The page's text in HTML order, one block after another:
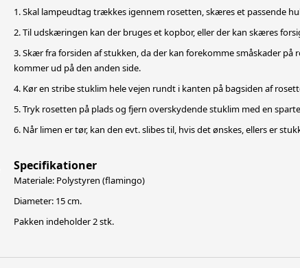
1. Skal lampeudtag trækkes igennem rosetten, skæres et passende
2. Til udskæringen kan der bruges et kopbor, eller der kan skæres
3. Skær fra forsiden af stukken, da der kan forekomme småskader
kommer ud på den anden side.
4. Kør en stribe stuklim hele vejen rundt i kanten på bagsiden af
5. Tryk rosetten på plads og fjern overskydende stuklim med en
6. Når limen er tør, kan den evt. slibes til, hvis det ønskes, ellers er
Specifikationer
Materiale: Polystyren (flamingo)
Diameter: 15 cm.
Pakken indeholder 2 stk.